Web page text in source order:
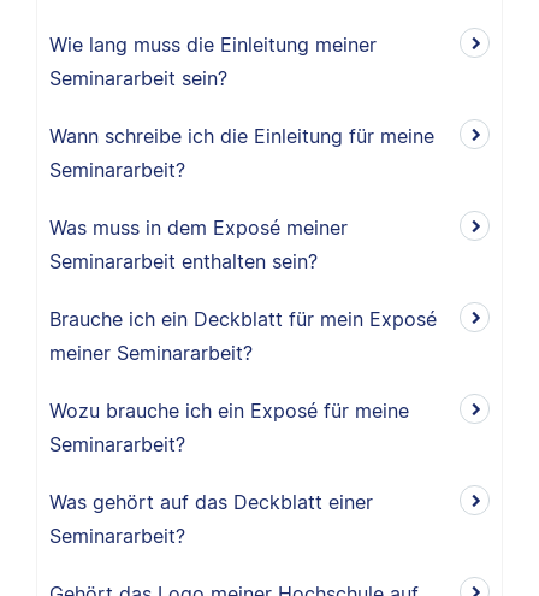
Wie lang muss die Einleitung meiner
Seminararbeit sein?
Wann schreibe ich die Einleitung für meine
Seminararbeit?
Was muss in dem Exposé meiner
Seminararbeit enthalten sein?
Brauche ich ein Deckblatt für mein Exposé
meiner Seminararbeit?
Wozu brauche ich ein Exposé für meine
Seminararbeit?
Was gehört auf das Deckblatt einer
Seminararbeit?